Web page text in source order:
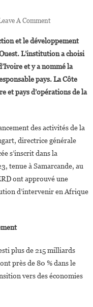
A CommentOn
Efiong,
Première
Responsable
De
La
Pour
La
En
et le développement
L’institution a choisi
et y a nommé la
pays. La Côte
et pays d’opérations de la
des activités de la
directrice générale
s’inscrit dans la
tenue à Samarcande, au
ont approuvé une
d’intervenir en Afrique
plus de 215 milliards
près de 80 % dans le
vers des économies